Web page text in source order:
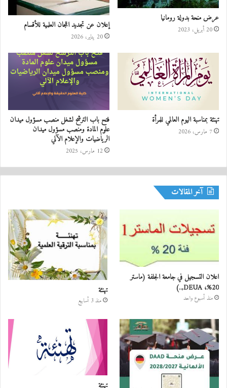
عرض منحة بدولة رومانيا
20 أبريل، 2023 إعلان عن تجديد اللجان العلمية للأقسام
20 يناير، 2026
تهنئة بمناسبة اليوم العالمي للمرأة
7 مارس، 2026
فتح باب الترشح لشغل منصب مسؤول ميدان
علوم المادة ومنصب مسؤول ميدان
الرياضيات والإعلام الآلي
12 مارس، 2025
آخر المقالات
اعلان التسجيل في جامعة الجلفة (ماستر
20%، DEUA,..)
منذ أسبوع واحد
تهنئة
منذ 3 أسابيع